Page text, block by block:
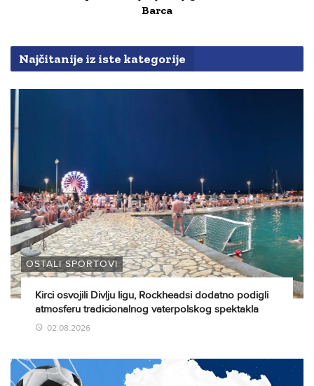
Barca
Najčitanije iz iste kategorije
OSTALI SPORTOVI
Kirci osvojili Divlju ligu, Rockheadsi dodatno podigli
atmosferu tradicionalnog vaterpolskog spektakla
02.08.2026